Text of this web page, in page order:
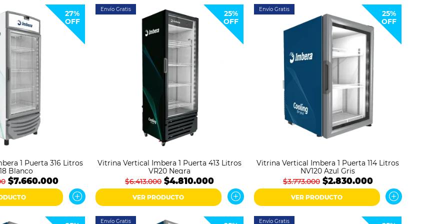
27%
OFF
1 Puerta 316 Litros
Blanco
$7.660.000
Envío Gratis
25%
OFF
Vitrina Vertical Imbera 1 Puerta 413 Litros
VR20 Negra
$6.413.000 $4.810.000
VER PRODUCTO
Envío Gratis
25%
OFF
Vitrina Vertical Imbera 1 Puerta 114 Litros
NV120 Azul Gris
$3.773.000 $2.830.000
VER PRODUCTO
Envío Gratis Envío Gratis